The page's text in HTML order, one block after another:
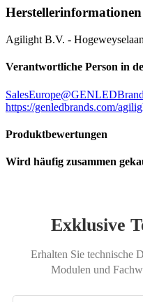
Herstellerinformationen
Agilight B.V. -
Verantwortliche Person in
https://genledbrands.com/
Produktbewertungen
Wird häufig zusammen
Exklusive
Erhalten Sie technische
Modulen und